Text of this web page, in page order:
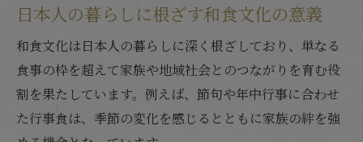
日本人の暮らしに根ざす和食文化の意義
和食文化は日本人の暮らしに深く根ざしており、単なる
食事の枠を超えて家族や地域社会とのつながりを育む役
割を果たしています。例えば、節句や年中行事に合わせ
た行事食は、季節の変化を感じるとともに家族の絆を強